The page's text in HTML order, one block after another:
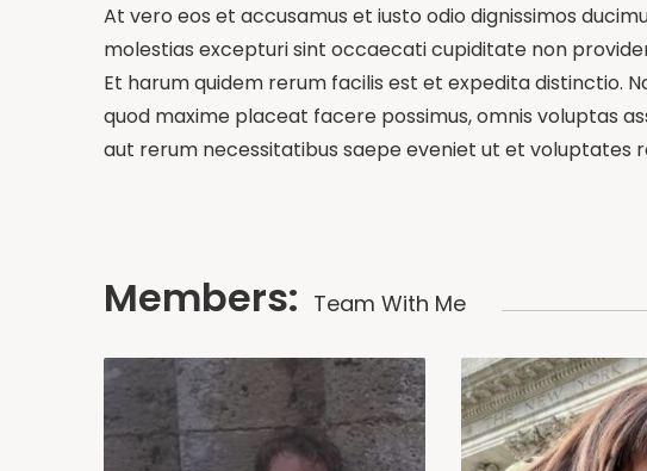
At vero eos et accusamus et iusto odio dignissimos
molestias excepturi sint occaecati cupiditate non
Et harum quidem rerum facilis est et expedita distinctio.
quod maxime placeat facere possimus, omnis voluptas
aut rerum necessitatibus saepe eveniet ut et voluptates
Members: Team With Me